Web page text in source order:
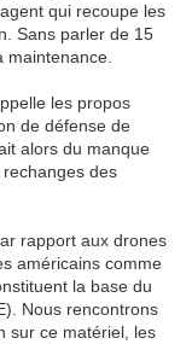
qui recoupe les
Sans parler de 15
les propos
de défense de
alors du manque
des
rapport aux drones
américains comme
la base du
Nous rencontrons
sur ce matériel, les